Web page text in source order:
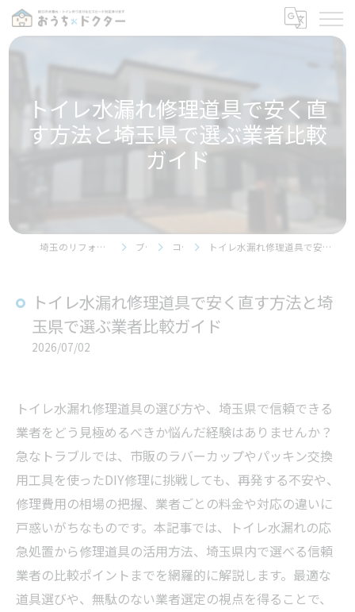
トイレ水漏れ修理道具で安く直
す方法と埼玉県で選ぶ業者比較
ガイド
埼玉のリフォームならおうちドクター ブログ コラム トイレ水漏れ修理道具で安く直す方法と埼玉県で選ぶ業者比較ガイド
トイレ水漏れ修理道具で安く直す方法と埼
玉県で選ぶ業者比較ガイド
2026/07/02
トイレ水漏れ修理道具の選び方や、埼玉県で信頼できる
業者をどう見極めるべきか悩んだ経験はありませんか？
急なトラブルでは、市販のラバーカップやパッキン交換
用工具を使ったDIY修理に挑戦しても、再発する不安や、
修理費用の相場の把握、業者ごとの料金や対応の違いに
戸惑いがちなものです。本記事では、トイレ水漏れの応
急処置から修理道具の活用方法、埼玉県内で選べる信頼
業者の比較ポイントまでを網羅的に解説します。最適な
道具選びや、無駄のない業者選定の視点を得ることで、